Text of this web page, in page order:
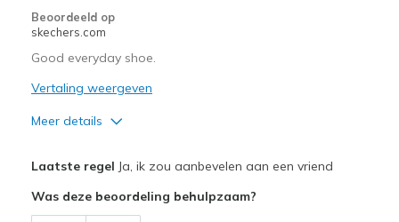
View On Shoes
Beoordeeld op
skechers.com
Good everyday shoe.
Vertaling weergeven
Meer details
Comfortable
Laatste regel Ja, ik zou aanbevelen aan een vriend
Was deze beoordeling behulpzaam?